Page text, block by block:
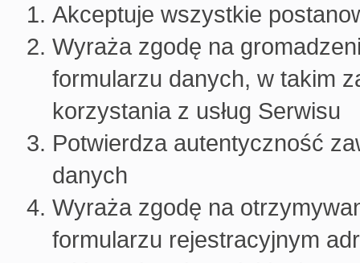
Akceptuje wszystkie
Wyraża zgodę na
formularzu danych, w takim
korzystania z usług Serwisu
Potwierdza autentyczność
danych
Wyraża zgodę na
formularzu rejestracyjnym